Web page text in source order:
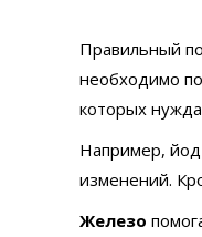
Правильный
необходимо
которых
Например,
изменений.
Железо